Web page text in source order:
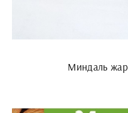
Миндаль